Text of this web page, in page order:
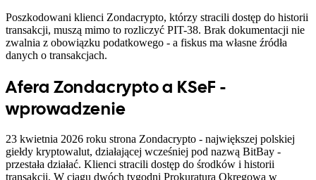
Poszkodowani klienci Zondacrypto, którzy stracili dostęp do historii
transakcji, muszą mimo to rozliczyć PIT-38. Brak dokumentacji nie
zwalnia z obowiązku podatkowego - a fiskus ma własne źródła
danych o transakcjach.
Afera Zondacrypto a KSeF -
wprowadzenie
23 kwietnia 2026 roku strona Zondacrypto - największej polskiej
giełdy kryptowalut, działającej wcześniej pod nazwą BitBay -
przestała działać. Klienci stracili dostęp do środków i historii
transakcji. W ciągu dwóch tygodni Prokuratura Okręgowa w